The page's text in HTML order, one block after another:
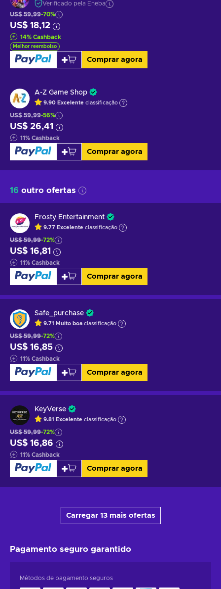
Verificado pela Eneba
US$ 59,99-70%
US$ 18,12
14% Cashback
Melhor reembolso
Comprar agora
A-Z Game Shop
9.90 Excelente classificação
US$ 59,99-56%
US$ 26,41
11% Cashback
Comprar agora
16 outro ofertas
Frosty Entertainment
9.77 Excelente classificação
US$ 59,99-72%
US$ 16,81
11% Cashback
Comprar agora
Safe_purchase
9.71 Muito boa classificação
US$ 59,99-72%
US$ 16,85
11% Cashback
Comprar agora
KeyVerse
9.81 Excelente classificação
US$ 59,99-72%
US$ 16,86
11% Cashback
Comprar agora
Carregar 13 mais ofertas
Pagamento seguro garantido
Métodos de pagamento seguros